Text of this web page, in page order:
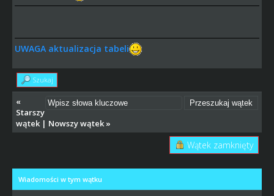
UWAGA aktualizacja tabeli
Szukaj
«
Starszy
wątek| Nowszy wątek»
Wątek zamknięty
Wiadomości w tym wątku